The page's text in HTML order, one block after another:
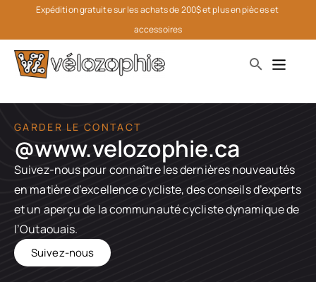
Expédition gratuite sur les achats de 200$ et plus en pièces et
accessoires
GARDER LE CONTACT
@www.velozophie.ca​
Suivez-nous pour connaître les dernières nouveautés
en matière d’excellence cycliste, des conseils d’experts
et un aperçu de la communauté cycliste dynamique de
l’Outaouais.
Suivez-nous